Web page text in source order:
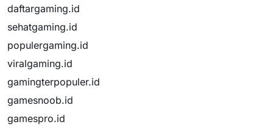
daftargaming.id
sehatgaming.id
populergaming.id
viralgaming.id
gamingterpopuler.id
gamesnoob.id
gamespro.id